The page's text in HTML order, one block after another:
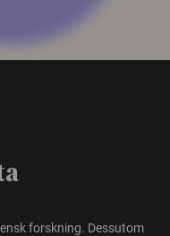
forskning. Dessutom